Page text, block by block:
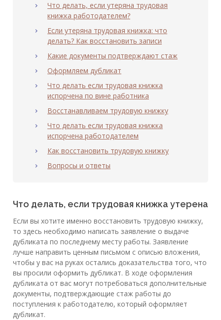
Что делать, если утеряна трудовая
книжка работодателем?
Если утеряна трудовая книжка: что
делать? Как восстановить записи
Какие документы подтверждают стаж
Оформляем дубликат
Что делать если трудовая книжка
испорчена по вине работника
Восстанавливаем трудовую книжку
Что делать если трудовая книжка
испорчена работодателем
Как восстановить трудовую книжку
Вопросы и ответы
Что делать, если трудовая книжка утерена
Если вы хотите именно восстановить трудовую книжку,
то здесь необходимо написать заявление о выдаче
дубликата по последнему месту работы. Заявление
лучше направить ценным письмом с описью вложения,
чтобы у вас на руках остались доказательства того, что
вы просили оформить дубликат. В ходе оформления
дубликата от вас могут потребоваться дополнительные
документы, подтверждающие стаж работы до
поступления к работодателю, который оформляет
дубликат.